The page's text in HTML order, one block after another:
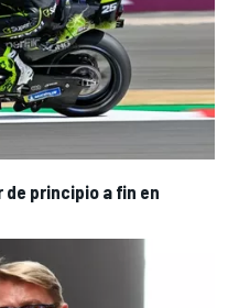
de principio a fin en